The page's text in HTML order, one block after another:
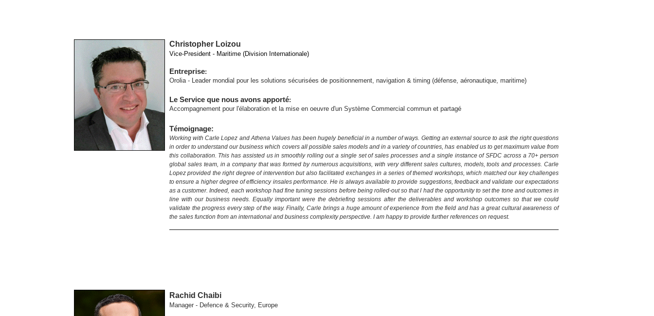
Christopher Loizou
Vice-President - Maritime (Division Internationale)
Entreprise:
Orolia - Leader mondial pour les solutions sécurisées de positionnement, navigation & timing (défense, aéronautique, maritime)
Le Service que nous avons apporté:
Accompagnement pour l'élaboration et la mise en oeuvre d'un Système Commercial commun et partagé
Témoignage:
Working with Carle Lopez and Athena Values has been hugely beneficial in a number of ways. Getting an external source to ask the right questions
in order to understand our business which covers all possible sales models and in a variety of countries, has enabled us to get maximum value from
this collaboration. This has assisted us in smoothly rolling out a single set of sales processes and a single instance of SFDC across a 70+ person
global sales team, in a company that was formed by numerous acquisitions, with very different sales cultures, models, tools and processes. Carle
Lopez provided the right degree of intervention but also facilitated exchanges in a series of themed workshops, which matched our key challenges
to ensure a higher degree of efficiency insales performance. He is always available to provide suggestions, feedback and validate our expectations
as a customer. Indeed, each workshop had fine tuning sessions before being rolled-out so that I had the opportunity to set the tone and outcomes in
line with our business needs. Equally important were the debriefing sessions after the deliverables and workshop outcomes so that we could
validate the progress every step of the way. Finally, Carle brings a huge amount of experience from the field and has a great cultural awareness of
the sales function from an international and business complexity perspective. I am happy to provide further references on request.
Rachid Chaibi
Manager - Defence & Security, Europe